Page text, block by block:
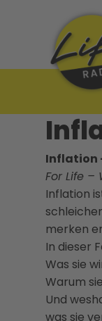
Inflation
For Life –
Inflation
merken
In dieser
Was sie
Warum
Und
was sie